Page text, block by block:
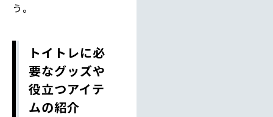
う。
トイトレに必
要なグッズや
役立つアイテ
ムの紹介